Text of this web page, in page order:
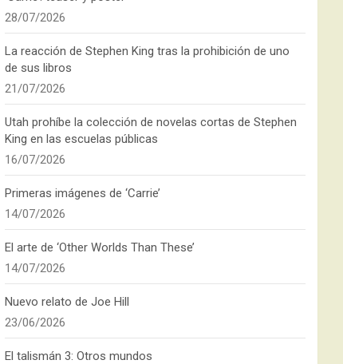
28/07/2026
La reacción de Stephen King tras la prohibición de uno
de sus libros
21/07/2026
Utah prohíbe la colección de novelas cortas de Stephen
King en las escuelas públicas
16/07/2026
Primeras imágenes de ‘Carrie’
14/07/2026
El arte de ‘Other Worlds Than These’
14/07/2026
Nuevo relato de Joe Hill
23/06/2026
El talismán 3: Otros mundos